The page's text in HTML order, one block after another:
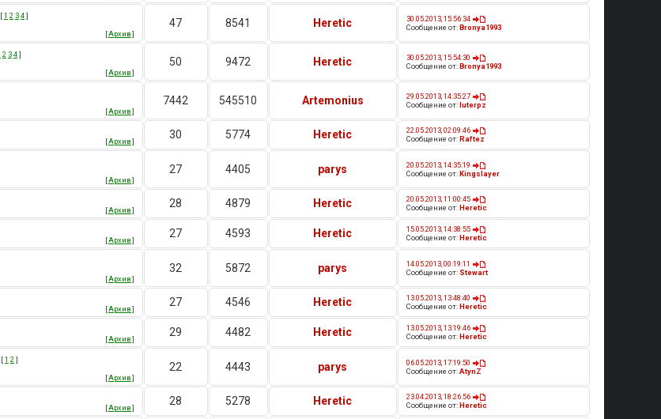
[1 2 34]
[Архив]
47 8541 Heretic
30.05.2013, 15:56:34
Сообщение от:Bronya1993
2 34]
[Архив]
50 9472 Heretic
30.05.2013, 15:54:30
Сообщение от:Bronya1993
[Архив]
7442 545510 Artemonius
29.05.2013, 14:35:27
Сообщение от:luterpz
[Архив]
30 5774 Heretic
22.05.2013, 02:09:46
Сообщение от:Raftez
[Архив]
27 4405 parys
20.05.2013, 14:35:19
Сообщение от:Kingslayer
[Архив]
28 4879 Heretic
20.05.2013, 11:00:45
Сообщение от:Heretic
[Архив]
27 4593 Heretic
15.05.2013, 14:38:55
Сообщение от:Heretic
[Архив]
32 5872 parys
14.05.2013, 00:19:11
Сообщение от: Stewart
[Архив]
27 4546 Heretic
13.05.2013, 13:48:40
Сообщение от:Heretic
[Архив]
29 4482 Heretic
13.05.2013, 13:19:46
Сообщение от:Heretic
[1 2 ]
[Архив]
22 4443 parys
06.05.2013, 17:19:50
Сообщение от:AtynZ
[Архив]
28 5278 Heretic
23.04.2013, 18:26:56
Сообщение от:Heretic